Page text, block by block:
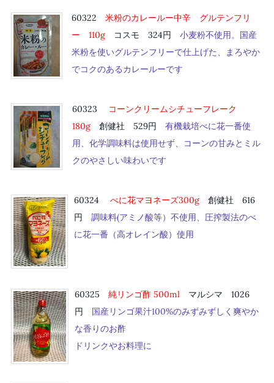
60322 米粉のカレールー中辛 グルテンフリ
ー 110gコスモ 324円 小麦粉不使用。国産
米粉を使いグルテンフリーで仕上げた、まろやか
でコクのあるカレールーです
60323
コーンクリームシチューフレーク
180g創健社 529円 有機栽培べに花一番使
用、化学調味料は使用せず、コーンの甘みとミル
クのやさしい味わいです
60324 べに花マヨネーズ300g創健社 616
円 調味料(アミノ酸等）不使用、圧搾製法のべ
に花一番（高オレイン酸）使用
60325 純リンゴ酢 500ml マルシマ 1026
円 国産リンゴ果汁100%のみずみずしく爽やか
な香りのお酢
ドリンクやお料理に